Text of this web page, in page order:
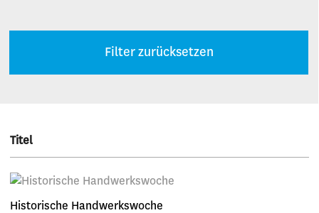
Filter zurücksetzen
Titel
Historische Handwerkswoche